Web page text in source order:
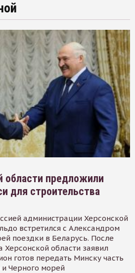
области предложили
для строительства
администрации Херсонской
встретился с Александром
поездки в Беларусь. После
Херсонской области заявил
готов передать Минску часть
Черного морей